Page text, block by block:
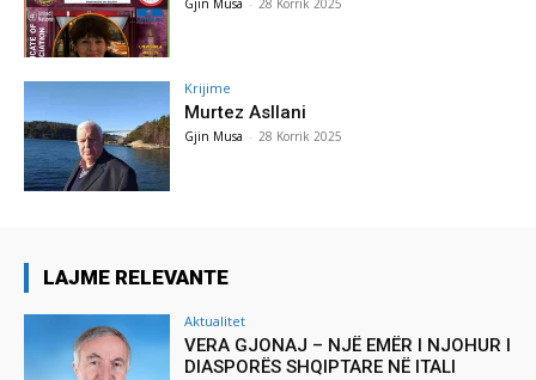
Krijime
Murtez Asllani
Gjin Musa - 28 Korrik 2025
LAJME RELEVANTE
Aktualitet
VERA GJONAJ – NJË EMËR I NJOHUR I
DIASPORËS SHQIPTARE NË ITALI